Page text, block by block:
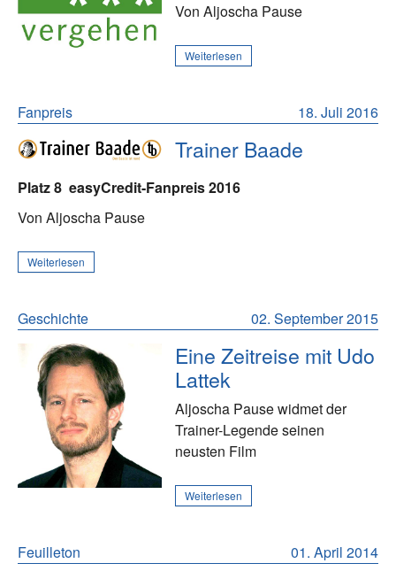
Von Aljoscha Pause
Weiterlesen
18. Juli 2016
Fanpreis
Trainer Baade
Platz 8 easyCredit-Fanpreis 2016
Von Aljoscha Pause
Weiterlesen
02. September 2015
Geschichte
Eine Zeitreise mit Udo
Lattek
Aljoscha Pause widmet der
Trainer-Legende seinen
neusten Film
Weiterlesen
01. April 2014
Feuilleton